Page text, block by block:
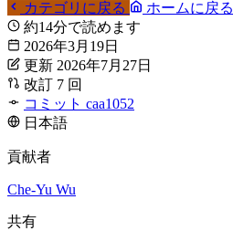
カテゴリに戻る
ホームに戻る
約14分で読めます
2026年3月19日
更新 2026年7月27日
改訂 7 回
コミット caa1052
日本語
貢献者
Che-Yu Wu
共有